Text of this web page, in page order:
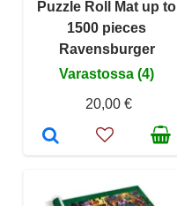
Puzzle Roll Mat up to
1500 pieces
Ravensburger
Varastossa (4)
20,00 €